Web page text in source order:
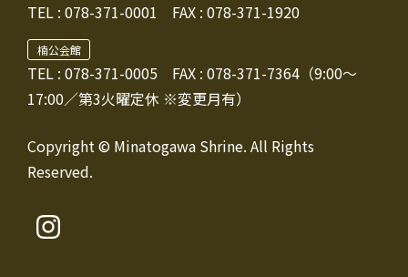
TEL : 078-371-0001 FAX : 078-371-1920
楠公会館
TEL : 078-371-0005 FAX : 078-371-7364（9:00～
17:00／第3火曜定休 ※変更月有）
Copyright © Minatogawa Shrine. All Rights
Reserved.